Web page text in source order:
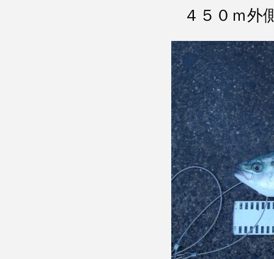
４５０ｍ